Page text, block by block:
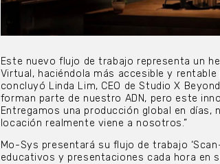
Este nuevo flujo de trabajo representa un
Virtual, haciéndola más accesible y
concluyó Linda Lim, CEO de Studio X
forman parte de nuestro ADN, pero este
Entregamos una producción global en días,
locación realmente viene a nosotros.”
Mo-Sys presentará su flujo de trabajo
educativos y presentaciones cada hora en